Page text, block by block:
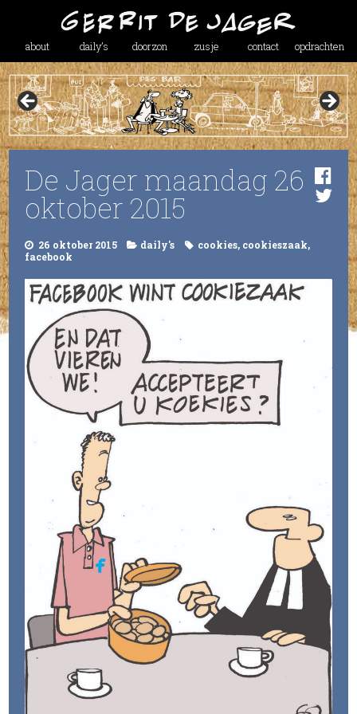
about daily’s doorzon zusje contact opdrachten
De Jager maandag 26
oktober 2015
26 oktober 2015 daily's cookies, cookieszaak,
facebook